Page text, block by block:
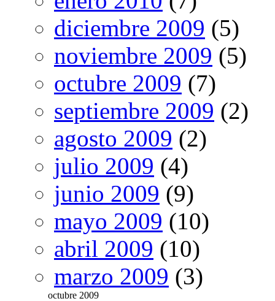
diciembre 2009 (5)
noviembre 2009 (5)
octubre 2009 (7)
septiembre 2009 (2)
agosto 2009 (2)
julio 2009 (4)
junio 2009 (9)
mayo 2009 (10)
abril 2009 (10)
marzo 2009 (3)
octubre 2009